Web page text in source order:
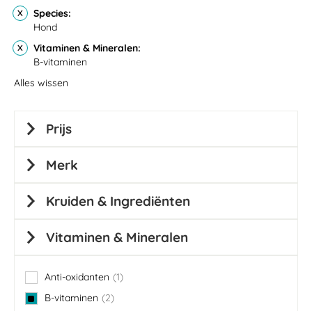
Species
Hond
Vitaminen & Mineralen
B-vitaminen
Alles wissen
Prijs
Merk
Kruiden & Ingrediënten
Vitaminen & Mineralen
Anti-oxidanten 1
item
B-vitaminen
2
items